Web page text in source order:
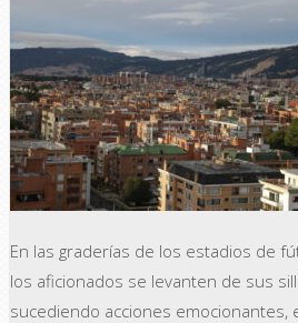
En las graderías de los estadios de
los aficionados se levanten de sus
sucediendo acciones emocionantes,